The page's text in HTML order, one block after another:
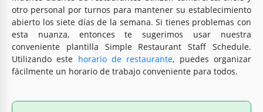
otro personal por turnos para mantener su establecimiento
abierto los siete días de la semana. Si tienes problemas con
esta nuanza, entonces te sugerimos usar nuestra
conveniente plantilla Simple Restaurant Staff Schedule.
Utilizando este horario de restaurante, puedes organizar
fácilmente un horario de trabajo conveniente para todos.